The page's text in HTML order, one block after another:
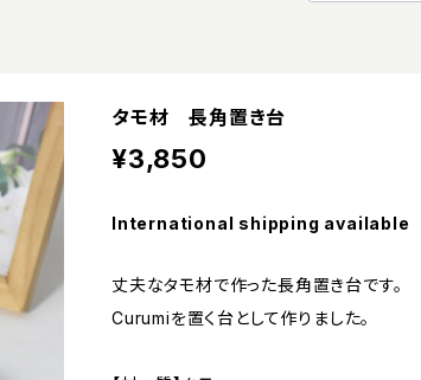
タモ材 長角置き台
¥3,850
International shipping available
丈夫なタモ材で作った長角置き台です。
Curumiを置く台として作りました。